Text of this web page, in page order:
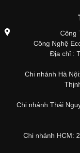
Công
Công Nghệ
Địa chỉ :
Chi nhánh Hà
Chi nhánh Thái
Chi nhánh HCM: